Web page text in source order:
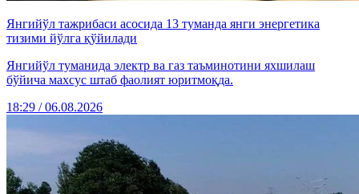
Янгийўл тажрибаси асосида 13 туманда янги энергетика
тизими йўлга қўйилади
Янгийўл туманида электр ва газ таъминотини яхшилаш
бўйича махсус штаб фаолият юритмоқда.
18:29 / 06.08.2026